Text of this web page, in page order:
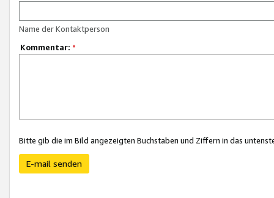
Name der Kontaktperson
Kommentar: *
Bitte gib die im Bild angezeigten Buchstaben und Ziffern in das
E-mail senden